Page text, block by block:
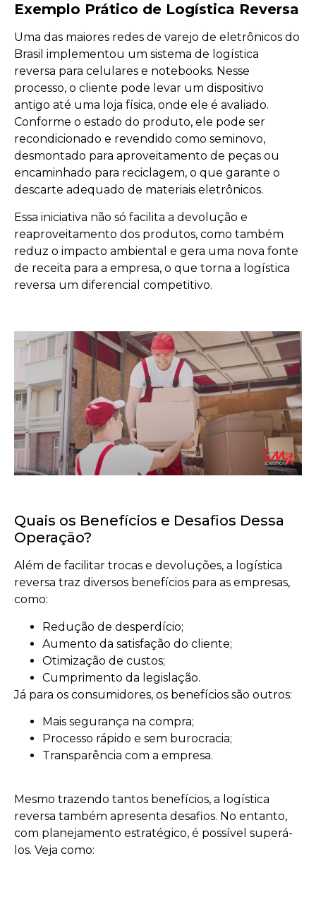
Exemplo Prático de Logística Reversa
Uma das maiores redes de varejo de eletrônicos do
Brasil implementou um sistema de logística
reversa para celulares e notebooks. Nesse
processo, o cliente pode levar um dispositivo
antigo até uma loja física, onde ele é avaliado.
Conforme o estado do produto, ele pode ser
recondicionado e revendido como seminovo,
desmontado para aproveitamento de peças ou
encaminhado para reciclagem, o que garante o
descarte adequado de materiais eletrônicos.
Essa iniciativa não só facilita a devolução e
reaproveitamento dos produtos, como também
reduz o impacto ambiental e gera uma nova fonte
de receita para a empresa, o que torna a logística
reversa um diferencial competitivo.
Quais os Benefícios e Desafios Dessa
Operação?
Além de facilitar trocas e devoluções, a logística
reversa traz diversos benefícios para as empresas,
como:
Redução de desperdício;
Aumento da satisfação do cliente;
Otimização de custos;
Cumprimento da legislação.
Já para os consumidores, os benefícios são outros:
Mais segurança na compra;
Processo rápido e sem burocracia;
Transparência com a empresa.
Mesmo trazendo tantos benefícios, a logística
reversa também apresenta desafios. No entanto,
com planejamento estratégico, é possível superá-
los. Veja como: